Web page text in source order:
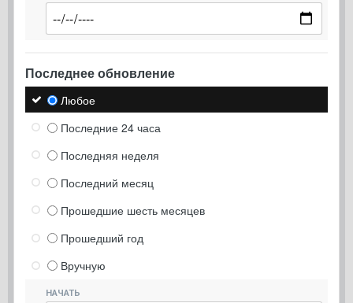
Последнее обновление
Любое
Последние 24 часа
Последняя неделя
Последний месяц
Прошедшие шесть месяцев
Прошедший год
Вручную
НАЧАТЬ